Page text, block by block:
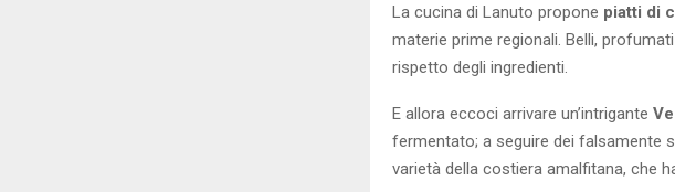
La cucina di Lanuto propone piatti di
materie prime regionali. Belli,
rispetto degli ingredienti.
E allora eccoci arrivare un’intrigante
fermentato; a seguire dei falsamente
varietà della costiera amalfitana, che